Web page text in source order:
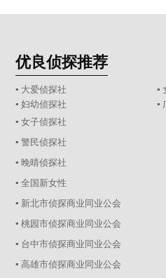
优良侦探推荐
▪ 大爱侦探社
▪
▪ 妇幼侦探社
▪
▪ 女子侦探社
▪ 警民侦探社
▪ 晚晴侦探社
▪ 全国新女性
▪ 新北市侦探商业同业公会
▪ 桃园市侦探商业同业公会
▪ 台中市侦探商业同业公会
▪ 高雄市侦探商业同业公会